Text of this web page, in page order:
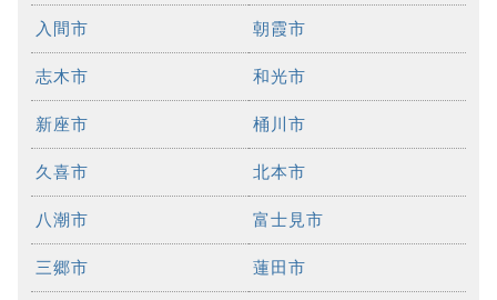
入間市 朝霞市
志木市 和光市
新座市 桶川市
久喜市 北本市
八潮市 富士見市
三郷市 蓮田市